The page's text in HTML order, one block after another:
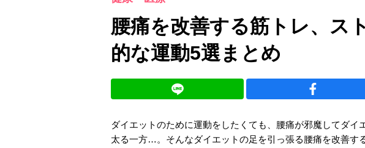
腰痛を改善する筋トレ、ス
的な運動5選まとめ
ダイエットのために運動をしたくても、腰痛が邪魔してダイ
太る一方…。そんなダイエットの足を引っ張る腰痛を改善す